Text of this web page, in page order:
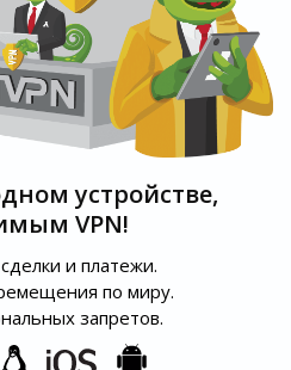
устройстве,
VPN!
и платежи.
по миру.
запретов.